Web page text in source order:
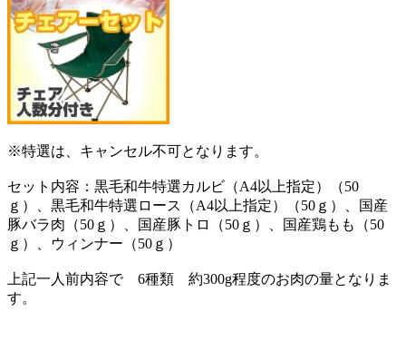
※特選は、キャンセル不可となります。
セット内容：黒毛和牛特選カルビ（A4以上指定）（50
ｇ）、黒毛和牛特選ロース（A4以上指定）（50ｇ）、国産
豚バラ肉（50ｇ）、国産豚トロ（50ｇ）、国産鶏もも（50
ｇ）、ウィンナー（50ｇ）
上記一人前内容で 6種類 約300g程度のお肉の量となりま
す。